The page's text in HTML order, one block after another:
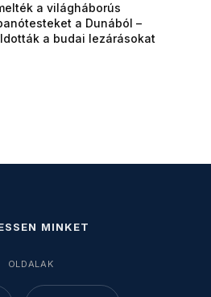
a világháborús
a Dunából –
a budai lezárásokat
MINKET
OLDALAK